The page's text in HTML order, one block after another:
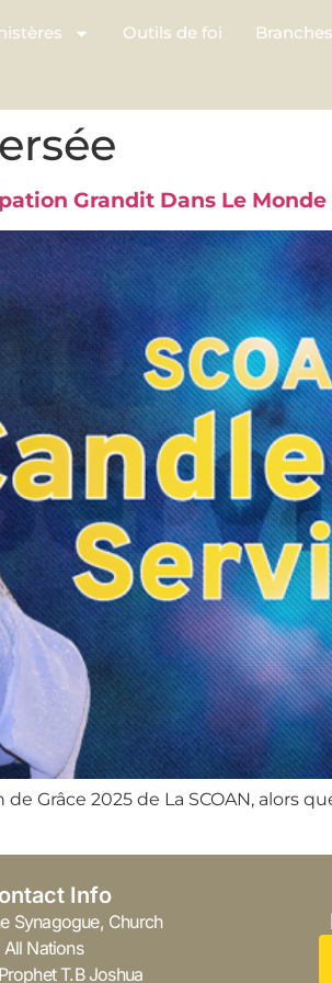
Outils de foi Branches
Grandit Dans Le
Grâce 2025 de La SCOAN, alors
Info
Synagogue, Church
All Nations
T.B Joshua